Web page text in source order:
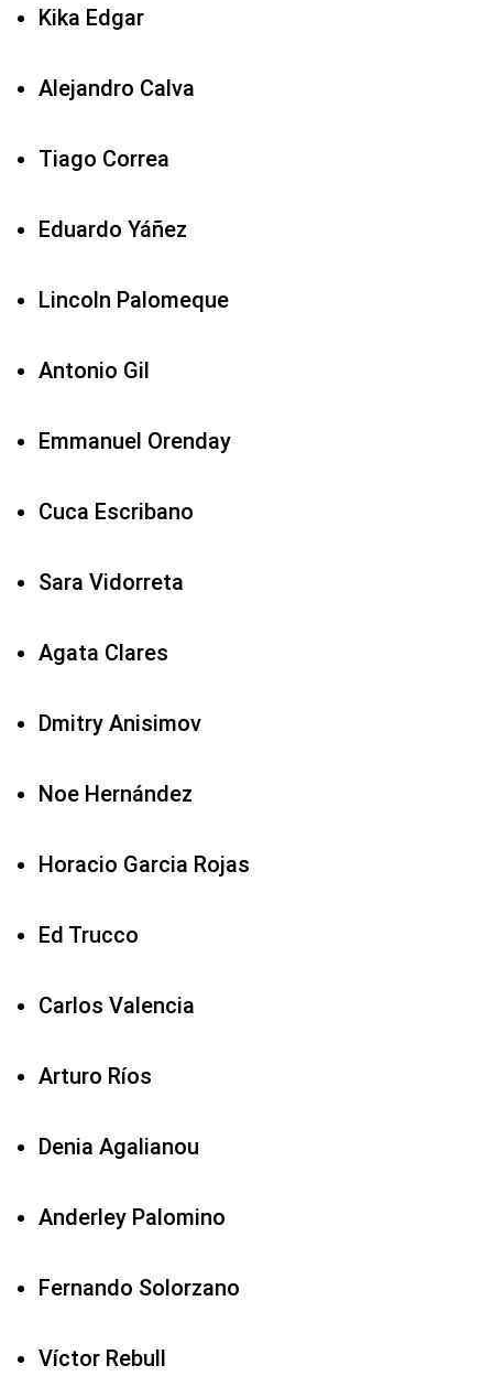
Kika Edgar
Alejandro Calva
Tiago Correa
Eduardo Yáñez
Lincoln Palomeque
Antonio Gil
Emmanuel Orenday
Cuca Escribano
Sara Vidorreta
Agata Clares
Dmitry Anisimov
Noe Hernández
Horacio Garcia Rojas
Ed Trucco
Carlos Valencia
Arturo Ríos
Denia Agalianou
Anderley Palomino
Fernando Solorzano
Víctor Rebull